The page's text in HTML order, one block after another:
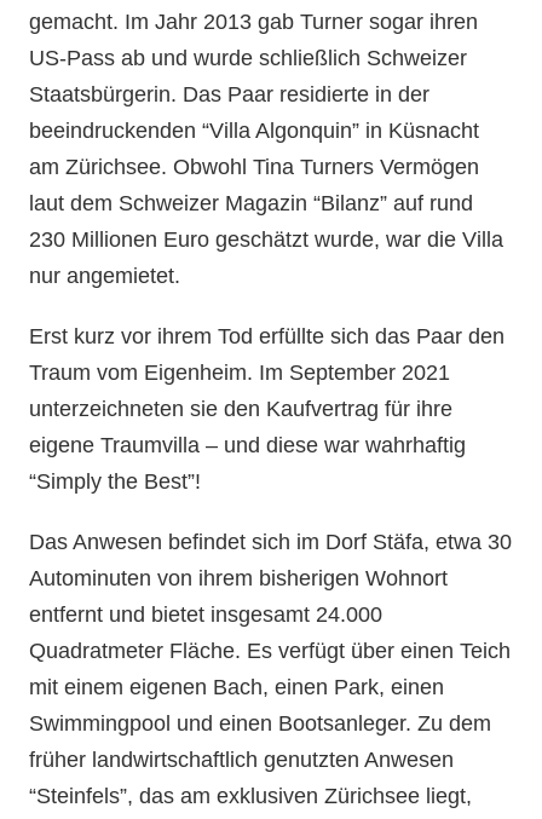
gemacht. Im Jahr 2013 gab Turner sogar ihren
US-Pass ab und wurde schließlich Schweizer
Staatsbürgerin. Das Paar residierte in der
beeindruckenden “Villa Algonquin” in Küsnacht
am Zürichsee. Obwohl Tina Turners Vermögen
laut dem Schweizer Magazin “Bilanz” auf rund
230 Millionen Euro geschätzt wurde, war die Villa
nur angemietet.
Erst kurz vor ihrem Tod erfüllte sich das Paar den
Traum vom Eigenheim. Im September 2021
unterzeichneten sie den Kaufvertrag für ihre
eigene Traumvilla – und diese war wahrhaftig
“Simply the Best”!
Das Anwesen befindet sich im Dorf Stäfa, etwa 30
Autominuten von ihrem bisherigen Wohnort
entfernt und bietet insgesamt 24.000
Quadratmeter Fläche. Es verfügt über einen Teich
mit einem eigenen Bach, einen Park, einen
Swimmingpool und einen Bootsanleger. Zu dem
früher landwirtschaftlich genutzten Anwesen
“Steinfels”, das am exklusiven Zürichsee liegt,